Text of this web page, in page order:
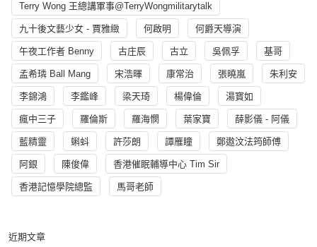
Terry Wong 王總講軍事@TerryWongmilitarytalk
九十後文藝少女 - 賈雅緻 何啟明 何爵天導演
午夜工作者 Benny 古庄辰 古立 吳佩孚 基哥
孟希璘 Ball Mang 宋浩暉 康常治 張曉嵐 朱利安
李錦鴻 李鑑峰 梁天琦 楊偉倫 湯寳如
瘋中三子 羅倫斯 羅海憫 葉家寶 薛影儀 - 阿儀
藍精靈 蝌蚪 許莎朗 譚雁瞳 鄭遨汶法筠師傅
阿銀 陳俊偉 香港催眠輔導中心 Tim Sir
香港記憶學院總監 馬哥老師
近期文章